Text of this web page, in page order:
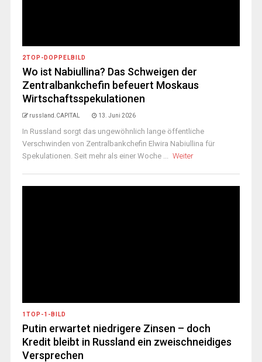
2TOP-DOPPELBILD
Wo ist Nabiullina? Das Schweigen der
Zentralbankchefin befeuert Moskaus
Wirtschaftsspekulationen
russland.CAPITAL 13. Juni 2026
In Russland sorgt das ungewöhnlich lange öffentliche
Verschwinden von Zentralbankchefin Elwira Nabiullina für
Spekulationen. Seit mehr als einer Woche ... Weiter
1TOP-1-BILD
Putin erwartet niedrigere Zinsen – doch
Kredit bleibt in Russland ein zweischneidiges
Versprechen